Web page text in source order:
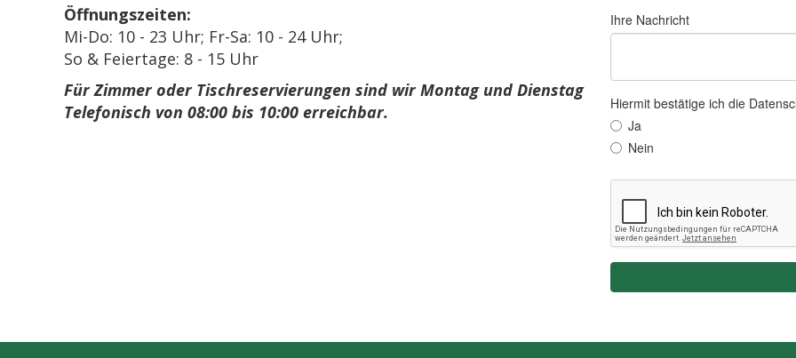
Öffnungszeiten:
Mi-Do: 10 - 23 Uhr; Fr-Sa: 10 - 24 Uhr;
So & Feiertage: 8 - 15 Uhr
FürZimmer oder Tischreservierungen sind wir Montag und Dienstag
Telefonisch von 08:00 bis 10:00 erreichbar.